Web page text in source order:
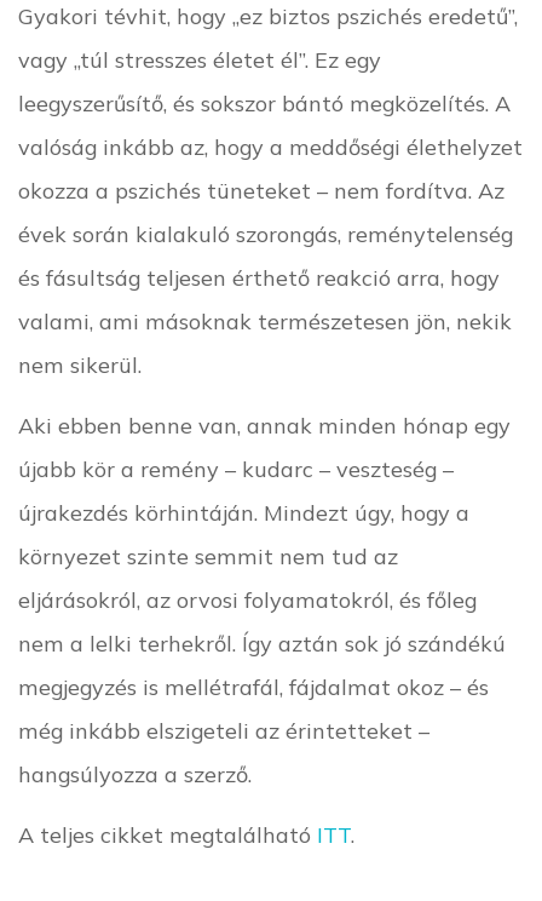
Gyakori tévhit, hogy „ez biztos pszichés eredetű”,
vagy „túl stresszes életet él”. Ez egy
leegyszerűsítő, és sokszor bántó megközelítés. A
valóság inkább az, hogy a meddőségi élethelyzet
okozza a pszichés tüneteket – nem fordítva. Az
évek során kialakuló szorongás, reménytelenség
és fásultság teljesen érthető reakció arra, hogy
valami, ami másoknak természetesen jön, nekik
nem sikerül.
Aki ebben benne van, annak minden hónap egy
újabb kör a remény – kudarc – veszteség –
újrakezdés körhintáján. Mindezt úgy, hogy a
környezet szinte semmit nem tud az
eljárásokról, az orvosi folyamatokról, és főleg
nem a lelki terhekről. Így aztán sok jó szándékú
megjegyzés is mellétrafál, fájdalmat okoz – és
még inkább elszigeteli az érintetteket –
hangsúlyozza a szerző.
A teljes cikket megtalálható ITT.